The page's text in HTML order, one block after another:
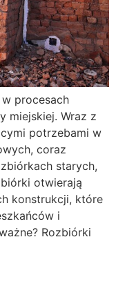
procesach
miejskiej. Wraz z
potrzebami w
coraz
starych,
otwierają
konstrukcji, które
i
Rozbiórki